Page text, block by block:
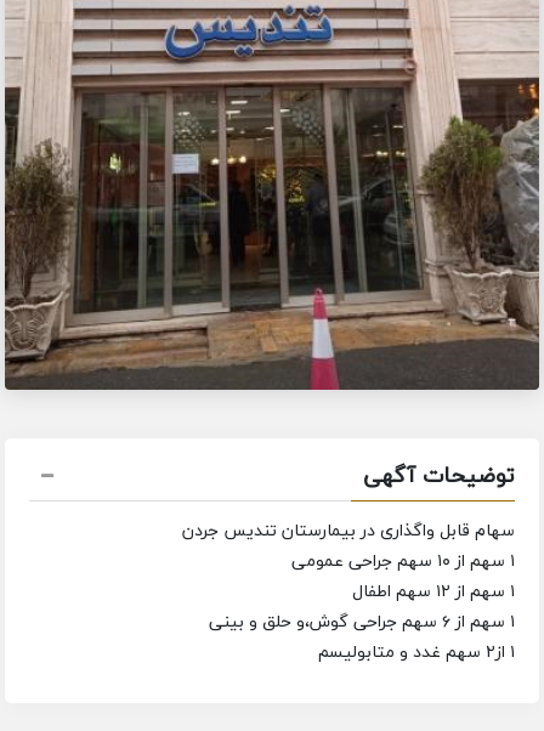
توضیحات آگهی
سهام قابل واگذاری در بیمارستان تندیس جردن
۱ سهم از ۱۰ سهم جراحی عمومی
۱ سهم از ۱۲ سهم اطفال
۱ سهم از ۶ سهم جراحی گوش،و حلق و بینی
۱ از۲ سهم غدد و متابولیسم